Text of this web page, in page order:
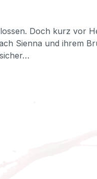
Doch kurz vor
Sienna und ihrem